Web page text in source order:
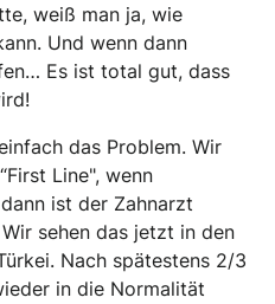
weiß man ja, wie
Und wenn dann
Es ist total gut, dass
das Problem. Wir
Line", wenn
ist der Zahnarzt
sehen das jetzt in den
Nach spätestens 2/3
in die Normalität